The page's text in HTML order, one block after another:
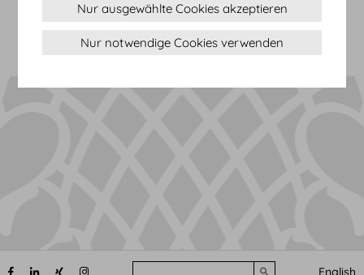
Sitemap
Cookie Einstellungen
Submit searchEnglish
Nur ausgewählte Cookies akzeptieren
Nur notwendige Cookies verwenden